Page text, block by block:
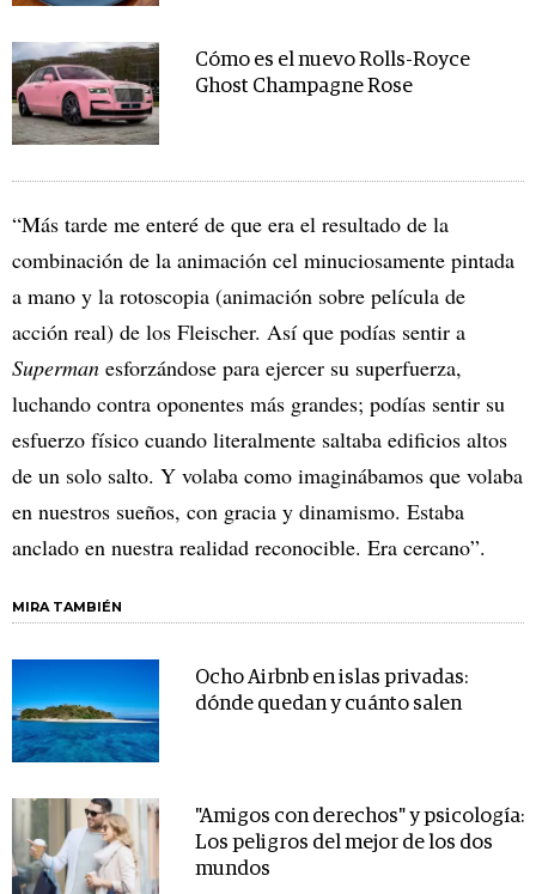
Cómo es el nuevo Rolls-Royce
Ghost Champagne Rose
“Más tarde me enteré de que era el resultado de la
combinación de la animación cel minuciosamente pintada
a mano y la rotoscopia (animación sobre película de
acción real) de los Fleischer. Así que podías sentir a
Superman esforzándose para ejercer su superfuerza,
luchando contra oponentes más grandes; podías sentir su
esfuerzo físico cuando literalmente saltaba edificios altos
de un solo salto. Y volaba como imaginábamos que volaba
en nuestros sueños, con gracia y dinamismo. Estaba
anclado en nuestra realidad reconocible. Era cercano”.
MIRA TAMBIÉN
Ocho Airbnb en islas privadas:
dónde quedan y cuánto salen
"Amigos con derechos" y psicología:
Los peligros del mejor de los dos
mundos